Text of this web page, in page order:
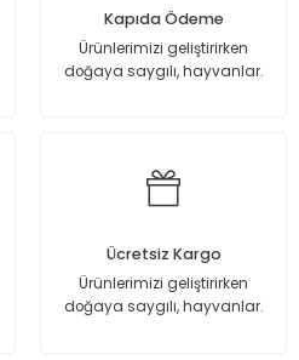
Kapıda Ödeme
Ürünlerimizi geliştirirken
doğaya saygılı, hayvanlar.
Ücretsiz Kargo
Ürünlerimizi geliştirirken
doğaya saygılı, hayvanlar.